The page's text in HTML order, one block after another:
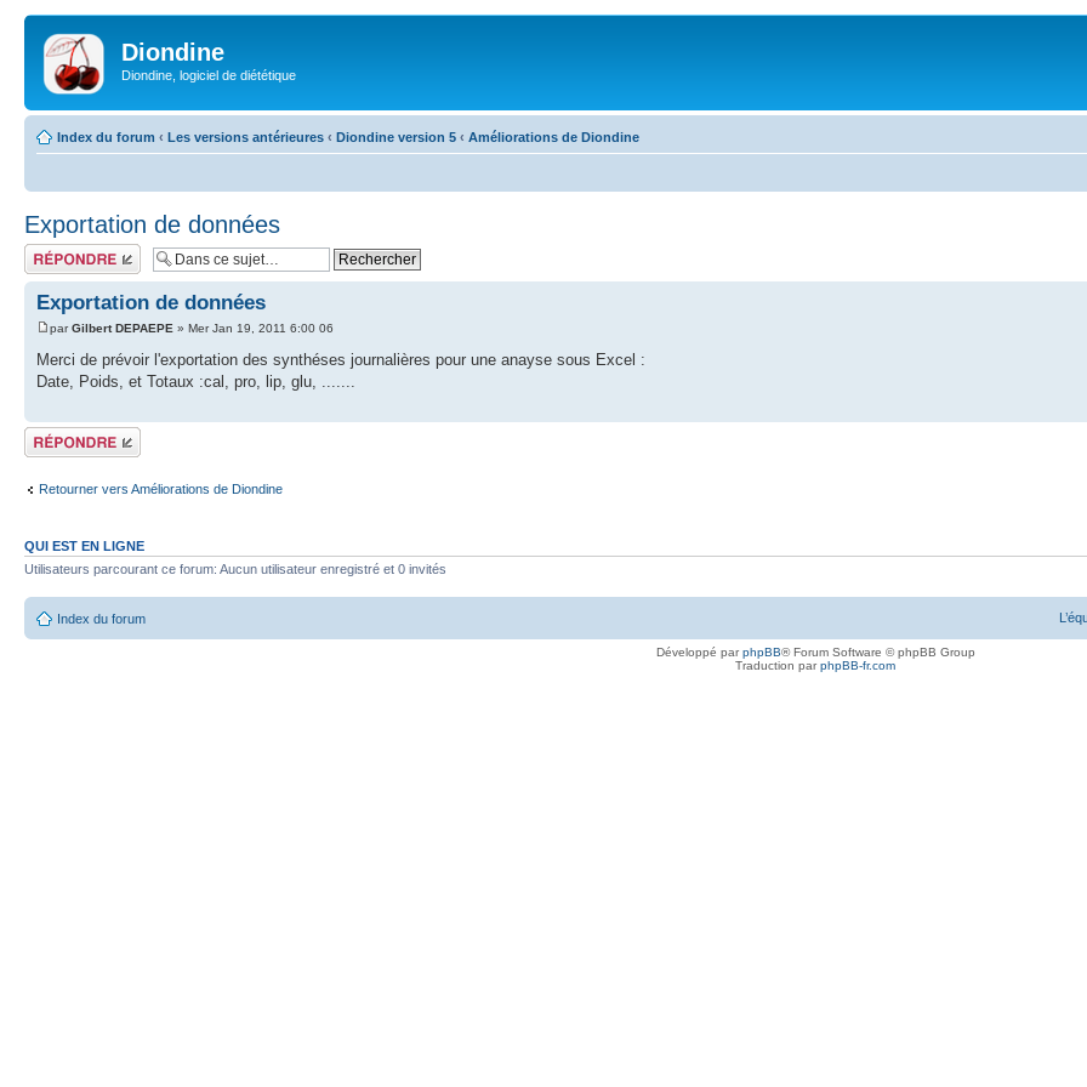
Diondine
Diondine, logiciel de diététique
Index du forum ‹ Les versions antérieures ‹ Diondine version 5 ‹ Améliorations de Diondine
Exportation de données
Répondre
Exportation de données
parGilbert DEPAEPE » Mer Jan 19, 2011 6:00 06
Merci de prévoir l'exportation des synthéses journalières pour une anayse sous Excel :
Date, Poids, et Totaux :cal, pro, lip, glu, .......
Répondre
Retourner vers Améliorations de Diondine
QUI EST EN LIGNE
Utilisateurs parcourant ce forum: Aucun utilisateur enregistré et 0 invités
Index du forum
Développé parphpBB® Forum Software © phpBB Group
Traduction parphpBB-fr.com